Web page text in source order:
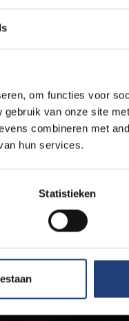
om functies voor
van onze site
combineren met
hun services.
Statistieken